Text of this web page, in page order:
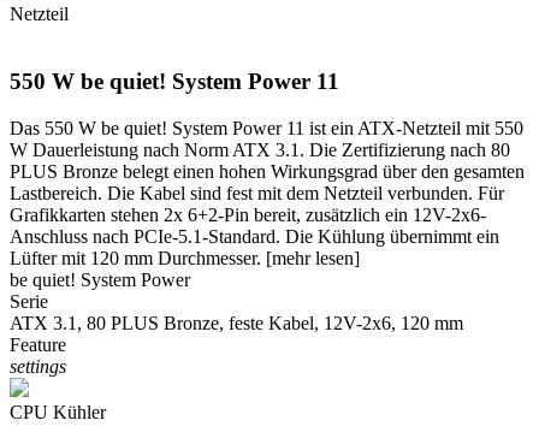
Netzteil
550 W be quiet! System Power 11
Das 550 W be quiet! System Power 11 ist ein ATX-Netzteil mit 550
W Dauerleistung nach Norm ATX 3.1. Die Zertifizierung nach 80
PLUS Bronze belegt einen hohen Wirkungsgrad über den gesamten
Lastbereich. Die Kabel sind fest mit dem Netzteil verbunden. Für
Grafikkarten stehen 2x 6+2-Pin bereit, zusätzlich ein 12V-2x6-
Anschluss nach PCIe-5.1-Standard. Die Kühlung übernimmt ein
Lüfter mit 120 mm Durchmesser. [mehr lesen]
be quiet! System Power
Serie
ATX 3.1, 80 PLUS Bronze, feste Kabel, 12V-2x6, 120 mm
Feature
settings
CPU Kühler